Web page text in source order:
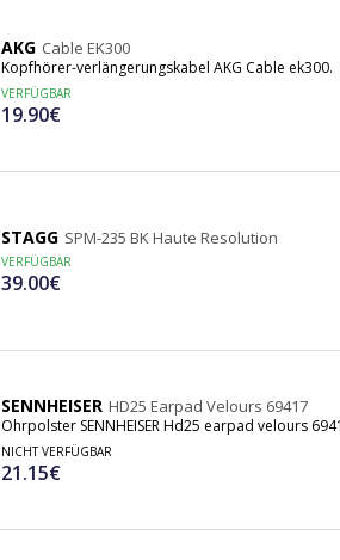
AKG Cable EK300
Kopfhörer-verlängerungskabel AKG Cable ek300.
VERFÜGBAR
19.90€
STAGG SPM-235 BK Haute Resolution
VERFÜGBAR
39.00€
SENNHEISER HD25 Earpad Velours 69417
Ohrpolster SENNHEISER Hd25 earpad velours
NICHT VERFÜGBAR
21.15€